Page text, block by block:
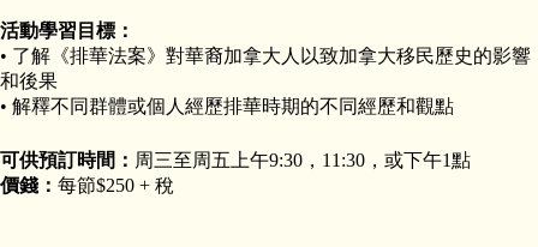
活動學習目標：
• 了解《排華法案》對華裔加拿大人以致加拿大移民歷史的影響
和後果
• 解釋不同群體或個人經歷排華時期的不同經歷和觀點
可供預訂時間： 周三至周五上午9:30，11:30，或下午1點
價錢： 每節$250 + 稅